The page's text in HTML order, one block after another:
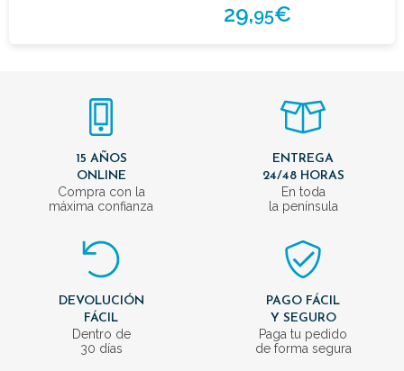
29,95€
15 AÑOS
ONLINE
Compra con la
máxima confianza
ENTREGA
24/48 HORAS
En toda
la península
DEVOLUCIÓN
FÁCIL
Dentro de
30 días
PAGO FÁCIL
Y SEGURO
Paga tu pedido
de forma segura